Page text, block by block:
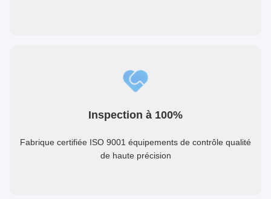
Inspection à 100%
Fabrique certifiée ISO 9001 équipements de contrôle qualité
de haute précision